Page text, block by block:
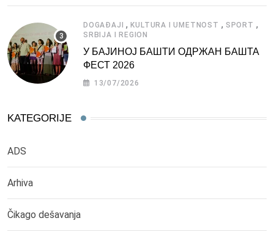
DOGAĐAJI ,KULTURA I UMETNOST , SPORT ,
SRBIJA I REGION
У БАЈИНОЈ БАШТИ ОДРЖАН БАШТА
ФЕСТ 2026
13/07/2026
KATEGORIJE
ADS
Arhiva
Čikago dešavanja